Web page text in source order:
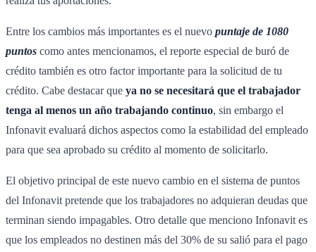
Entre los cambios más importantes es el nuevo puntaje de 1080
puntos como antes mencionamos, el reporte especial de buró de
crédito también es otro factor importante para la solicitud de tu
crédito. Cabe destacar que ya no se necesitará que el trabajador
tenga al menos un año trabajando continuo, sin embargo el
Infonavit evaluará dichos aspectos como la estabilidad del empleado
para que sea aprobado su crédito al momento de solicitarlo.
El objetivo principal de este nuevo cambio en el sistema de puntos
del Infonavit pretende que los trabajadores no adquieran deudas que
terminan siendo impagables. Otro detalle que menciono Infonavit es
que los empleados no destinen más del 30% de su salió para el pago